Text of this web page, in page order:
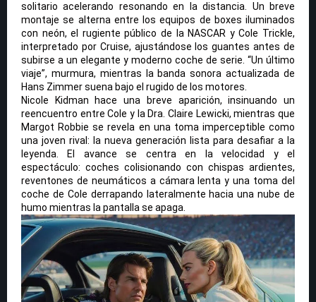
solitario acelerando resonando en la distancia. Un breve
montaje se alterna entre los equipos de boxes iluminados
con neón, el rugiente público de la NASCAR y Cole Trickle,
interpretado por Cruise, ajustándose los guantes antes de
subirse a un elegante y moderno coche de serie. “Un último
viaje”, murmura, mientras la banda sonora actualizada de
Hans Zimmer suena bajo el rugido de los motores.
Nicole Kidman hace una breve aparición, insinuando un
reencuentro entre Cole y la Dra. Claire Lewicki, mientras que
Margot Robbie se revela en una toma imperceptible como
una joven rival: la nueva generación lista para desafiar a la
leyenda. El avance se centra en la velocidad y el
espectáculo: coches colisionando con chispas ardientes,
reventones de neumáticos a cámara lenta y una toma del
coche de Cole derrapando lateralmente hacia una nube de
humo mientras la pantalla se apaga.